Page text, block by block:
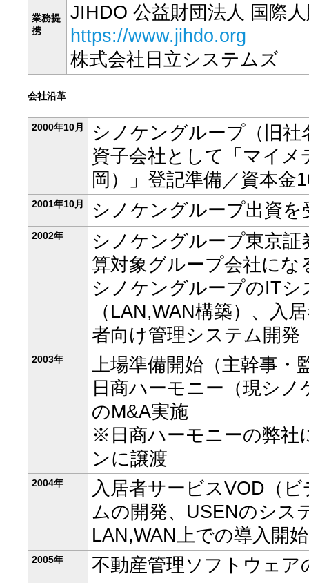
業務提
携
JIHDO 公益財団法人 国際
https://www.jihdo.org
株式会社日立システムズ
会社沿革
2000年10月
シノケングループ（旧
資子会社として「マイメ
岡）」登記準備／資本金
2001年10月 シノケングループ出資
2002年
シノケングループ東京
算対象グループ会社にな
シノケングループのITシ
（LAN,WAN構築）、入
者向け管理システム開発
2003年
上場準備開始（主幹事・
日商ハーモニー（現シ
のM&A実施
※日商ハーモニーの弊社
ンに譲渡
2004年
入居者サービスVOD（
ムの開発、USENのシス
LAN,WAN上での導入開始
2005年 不動産管理ソフトウェア